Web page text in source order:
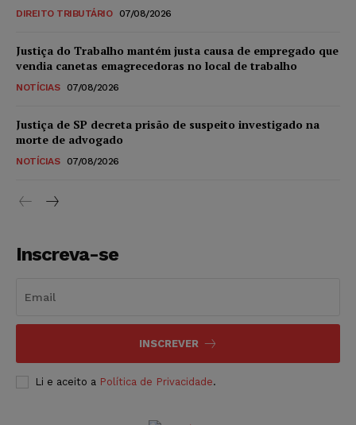
DIREITO TRIBUTÁRIO 07/08/2026
Justiça do Trabalho mantém justa causa de empregado que
vendia canetas emagrecedoras no local de trabalho
NOTÍCIAS 07/08/2026
Justiça de SP decreta prisão de suspeito investigado na
morte de advogado
NOTÍCIAS 07/08/2026
Inscreva-se
INSCREVER
Li e aceito a Política de Privacidade.